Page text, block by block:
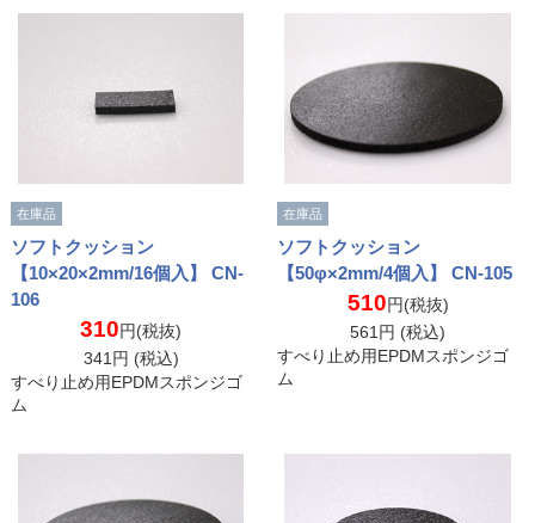
在庫品
ソフトクッション
【10×20×2mm/16個入】 CN-
106
310円(税抜)
341 円 (税込)
すべり止め用EPDMスポンジゴ
ム
在庫品
ソフトクッション
【50φ×2mm/4個入】 CN-105
510円(税抜)
561 円 (税込)
すべり止め用EPDMスポンジゴ
ム